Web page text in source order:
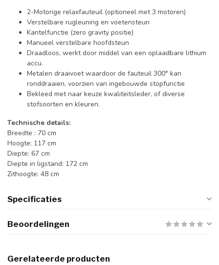
2-Motorige relaxfauteuil (optioneel met 3 motoren)
Verstelbare rugleuning en voetensteun
Kantelfunctie (zero gravity positie)
Manueel verstelbare hoofdsteun
Draadloos, werkt door middel van een oplaadbare lithium
accu.
Metalen draaivoet waardoor de fauteuil 300° kan
ronddraaien, voorzien van ingebouwde stopfunctie
Bekleed met naar keuze kwaliteitsleder, of diverse
stofsoorten en kleuren.
Technische details:
Breedte : 70 cm
Hoogte: 117 cm
Diepte: 67 cm
Diepte in ligstand: 172 cm
Zithoogte: 48 cm
Specificaties
Beoordelingen
Gerelateerde producten